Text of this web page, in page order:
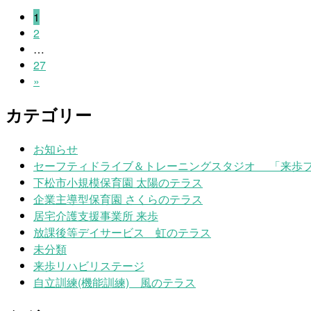
投
稿
の
ー
ジ
送
り
ペ
ー
ジ
1
ペ
ー
ジ
2
…
ペ
ー
27
»
カテゴリー
お知らせ
セーフティドライブ＆トレーニングスタジオ 「来歩フ
下松市小規模保育園 太陽のテラス
企業主導型保育園 さくらのテラス
居宅介護支援事業所 来歩
放課後等デイサービス 虹のテラス
未分類
来歩リハビリステージ
自立訓練(機能訓練) 風のテラス